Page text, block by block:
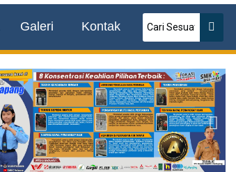
Galeri Kontak